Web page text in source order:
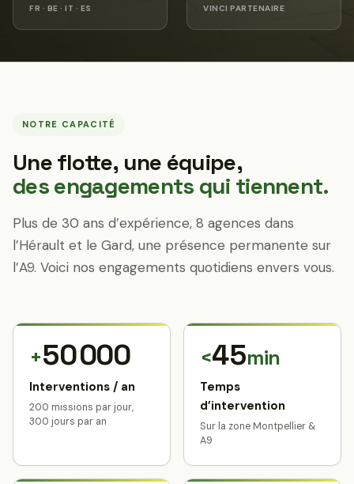
FR · BE · IT · ES VINCI PARTENAIRE
NOTRE CAPACITÉ
Une flotte, une équipe,
des engagements qui tiennent.
Plus de 30 ans d’expérience, 8 agences dans
l’Hérault et le Gard, une présence permanente sur
l’A9. Voici nos engagements quotidiens envers vous.
+50 000
Interventions / an
200 missions par jour,
300 jours par an
<45min
Temps
d’intervention
Sur la zone Montpellier &
A9